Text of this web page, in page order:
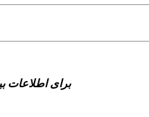
برای اطلاعات